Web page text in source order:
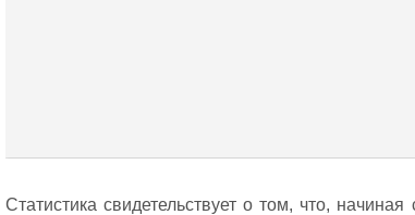
Статистика свидетельствует о том, что,